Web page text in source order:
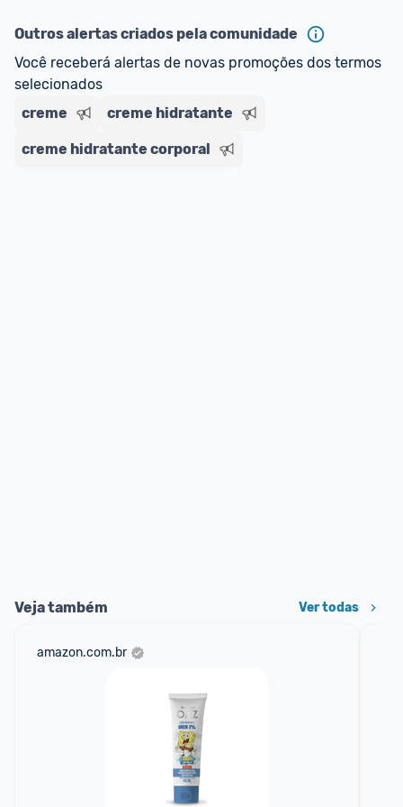
E lembre-se: você sempre pode contar ajuda da
comunidade para tirar dúvidas ou acionar os
nossos Admins marcando
comentário ou através do Fale com o Promobit.
Outros alertas criados pela comunidade
Você receberá alertas de novas promoções dos termos
selecionados
creme
creme hidratante
creme hidratante corporal
Veja também Ver todas
amazon.com.br